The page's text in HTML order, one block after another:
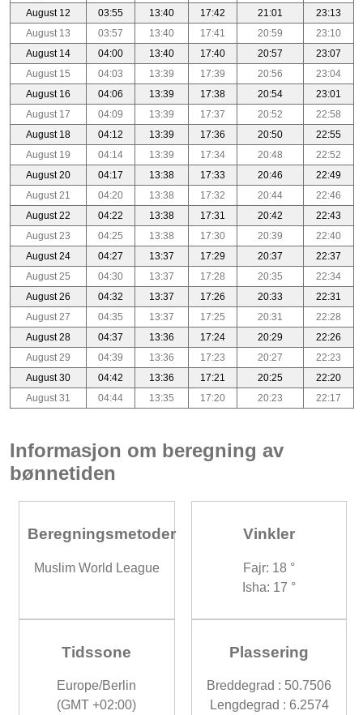
August 12
03:55 13:40 17:42 21:01
23:13
August 13
03:57 13:40 17:41 20:59
23:10
August 14
04:00 13:40 17:40 20:57
23:07
August 15
04:03 13:39 17:39 20:56
23:04
August 16
04:06 13:39 17:38 20:54
23:01
August 17
04:09 13:39 17:37 20:52
22:58
August 18
04:12 13:39 17:36 20:50
22:55
August 19
04:14 13:39 17:34 20:48
22:52
August 20
04:17 13:38 17:33 20:46
22:49
August 21
04:20 13:38 17:32 20:44
22:46
August 22
04:22 13:38 17:31 20:42
22:43
August 23
04:25 13:38 17:30 20:39
22:40
August 24
04:27 13:37 17:29 20:37
22:37
August 25
04:30 13:37 17:28 20:35
22:34
August 26
04:32 13:37 17:26 20:33
22:31
August 27
04:35 13:37 17:25 20:31
22:28
August 28
04:37 13:36 17:24 20:29
22:26
August 29
04:39 13:36 17:23 20:27
22:23
August 30
04:42 13:36 17:21 20:25
22:20
August 31
04:44 13:35 17:20 20:23 22:17
Informasjon om beregning av
bønnetiden
Beregningsmetoder
Muslim World League
Vinkler
Fajr: 18 °
Isha: 17 °
Tidssone
Europe/Berlin
(GMT +02:00)
Plassering
Breddegrad : 50.7506
Lengdegrad : 6.2574